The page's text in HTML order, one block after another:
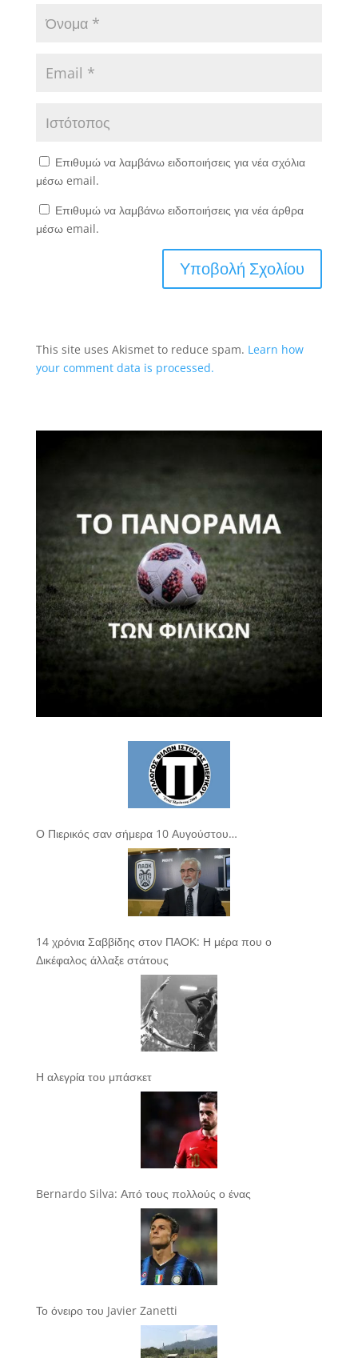
Επιθυμώ να λαμβάνω ειδοποιήσεις για νέα σχόλια
μέσω email.
Επιθυμώ να λαμβάνω ειδοποιήσεις για νέα άρθρα
μέσω email.
This site uses Akismet to reduce spam. Learn how
your comment data is processed.
Ο Πιερικός σαν σήμερα 10 Αυγούστου…
14 χρόνια Σαββίδης στον ΠΑΟΚ: Η μέρα που ο
Δικέφαλος άλλαξε στάτους
Η αλεγρία του μπάσκετ
Bernardo Silva: Από τους πολλούς ο ένας
Το όνειρο του Javier Zanetti